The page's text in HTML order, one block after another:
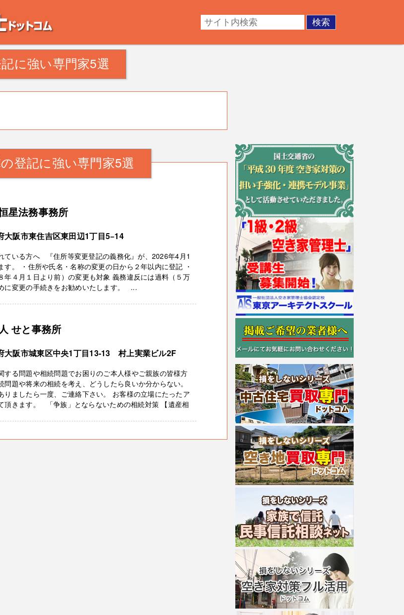
き地の対策でお悩みの方。相続登記・不動産の処分・遺産分割・成年後見。不動産の調査・測量・登記など。あなたの悩
に強い専門家5選
登記に強い専門家5選
星法務事務所
大阪市東住吉区東田辺1丁目5−14
ている方へ 『住所等変更登記の義務化』が、2026年4月1
す。 ・住所や氏名・名称の変更の日から２年以内に登記 ・
年４月１日より前）の変更も対象 義務違反には過料（５万
に変更の手続きをお勧めいたします。 ...
せと事務所
大阪市城東区中央1丁目13-13 村上実業ビル2F
する問題や相続問題でお困りのご本人様やご親族の皆様方
問題や将来の相続を考え、どうしたら良いか分からない。
りましたら一度、ご連絡下さい。 お客様の立場にたったア
頂きます。 「争族」とならないための相続対策 【遺産相